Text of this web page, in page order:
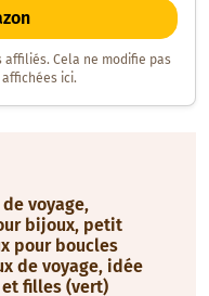
affiliés. Cela ne modifie pas
ici.
voyage,
bijoux, petit
pour boucles
de voyage, idée
filles (vert)